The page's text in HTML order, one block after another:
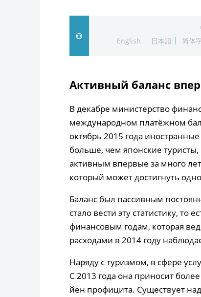
English
日本語 简体
Активный баланс
В декабре министерство
международном платёжном
октябрь 2015 года
больше, чем японские туристы,
активным впервые за много
который может достигнуть
Баланс был пассивным
стало вести эту статистику, то
финансовым годам, которая
расходами в 2014 году
Наряду с туризмом, в сфере
С 2013 года она приносит
йен профицита. Существует